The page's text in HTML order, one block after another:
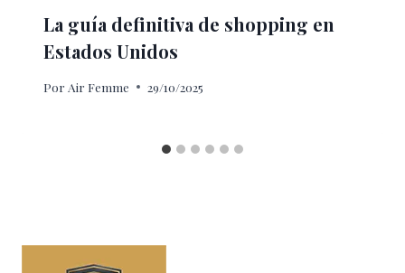
La guía definitiva de shopping en
Estados Unidos
Por Air Femme 29/10/2025